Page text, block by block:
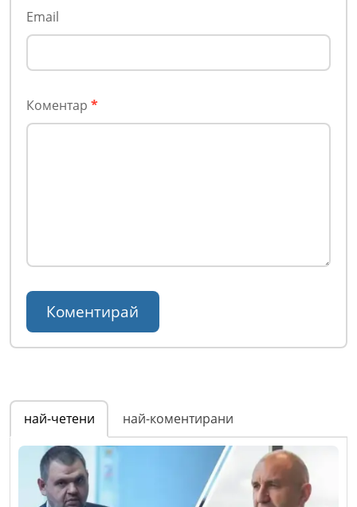
Email
Коментар *
най-четени най-коментирани